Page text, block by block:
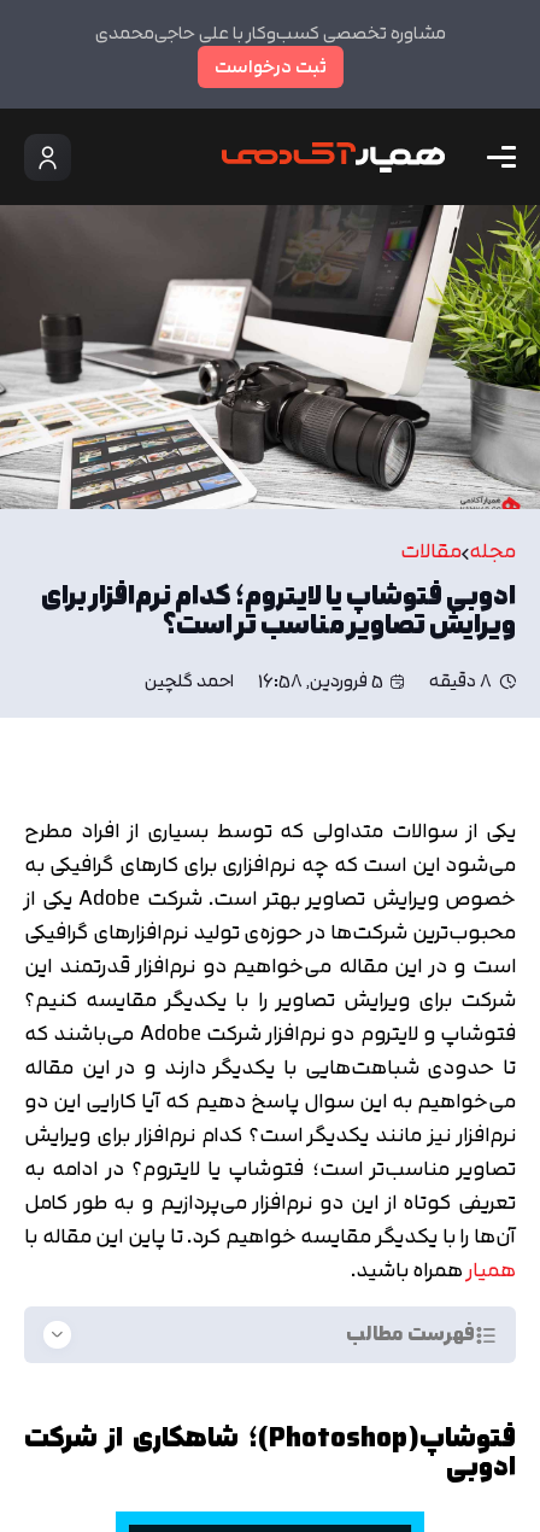
مشاوره تخصصی کسب‌وکار با علی حاجی‌محمدی
ثبت درخواست
مجله مقالات
ادوبی فتوشاپ یا لایتروم؛ کدام نرم‌افزار برای
ویرایش تصاویر مناسب تر است؟
8 دقیقه 5 فروردین, 16:58 احمد گلچین
یکی از سوالات متداولی که توسط بسیاری از افراد مطرح
می‌شود این است که چه نرم‌افزاری برای کارهای گرافیکی به
خصوص ویرایش تصاویر بهتر است. شرکت Adobe یکی از
محبوب‌ترین شرکت‌ها در حوزه‌ی تولید نرم‌افزارهای گرافیکی
است و در این مقاله می‌خواهیم دو نرم‌افزار قدرتمند این
شرکت برای ویرایش تصاویر را با یکدیگر مقایسه کنیم؟
فتوشاپ و لایتروم دو نرم‌افزار شرکت Adobe می‌باشند که
تا حدودی شباهت‌هایی با یکدیگر دارند و در این مقاله
می‌خواهیم به این سوال پاسخ دهیم که آیا کارایی این دو
نرم‌افزار نیز مانند یکدیگر است؟ کدام نرم‌افزار برای ویرایش
تصاویر مناسب‌تر است؛ فتوشاپ یا لایتروم؟ در ادامه به
تعریفی کوتاه از این دو نرم‌افزار می‌پردازیم و به طور کامل
آن‌ها را با یکدیگر مقایسه خواهیم کرد. تا پاین این مقاله با
همیارهمراه باشید.
فهرست مطالب
فتوشاپ(Photoshop)؛ شاهکاری از شرکت
ادوبی